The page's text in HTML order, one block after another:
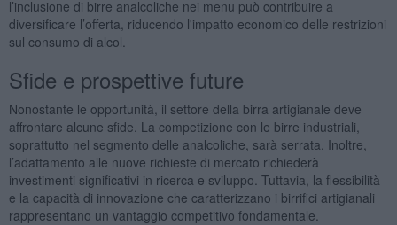
l’inclusione di birre analcoliche nei menu può contribuire a
diversificare l’offerta, riducendo l'impatto economico delle restrizioni
sul consumo di alcol.
Sfide e prospettive future
Nonostante le opportunità, il settore della birra artigianale deve
affrontare alcune sfide. La competizione con le birre industriali,
soprattutto nel segmento delle analcoliche, sarà serrata. Inoltre,
l’adattamento alle nuove richieste di mercato richiederà
investimenti significativi in ricerca e sviluppo. Tuttavia, la flessibilità
e la capacità di innovazione che caratterizzano i birrifici artigianali
rappresentano un vantaggio competitivo fondamentale.